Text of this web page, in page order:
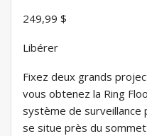
249,99 $
Libérer
Fixez deux grands
vous obtenez la Ring
système de surveillance
se situe près du